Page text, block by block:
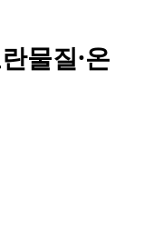
물질·온